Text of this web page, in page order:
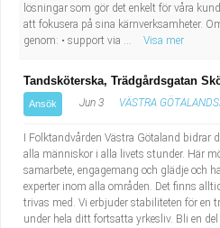
Installation, drift, underhåll
Kultur, media, design
Militärt arbete
Naturbruk
Tandsköterska
Tidningsbud/
Lärare i fritidshem/
Taxiförare/Taxichaufför
lösningar som gör det enkelt för våra
att fokusera på sina kärnverksamheter.
genom: • support via ...
Visa mer
Tandsköterska, Trädgårdsgatan
Ansök Jun 3 VÄSTRA
I Folktandvården Västra Götaland
alla människor i alla livets stunder. Här
samarbete, engagemang och glädje och
experter inom alla områden. Det finns
trivas med. Vi erbjuder stabiliteten för en
under hela ditt fortsatta yrkesliv. Bli en